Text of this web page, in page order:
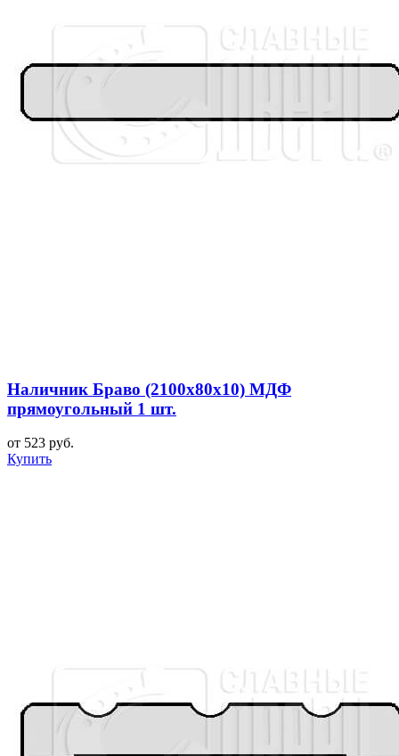
Наличник Браво (2100x80x10) МДФ
прямоугольный 1 шт.
от 523 руб.
Купить